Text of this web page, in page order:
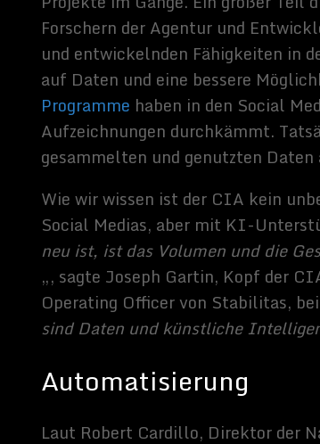
wie Russland noch weit hinter den USA in Bezug auf
zurückliegen, scheint es einen globalen Vorstoß, wenn
geben. Wissen ist Macht, und die Entwicklung von
schneller zu extrahieren, zu sortieren und zu
oder andere KI-System, klingt zweifellos wie eine
Putin kürzlich zum Thema künstliche Intelligenz
zum Führer wird, wird zum Herrscher der Welt werden„.
defense one
Images:
Sammy Zimmermanns
Hallo, ich schreibe hier im Blog. Mein Name
Interessen sind Science-Fiction Filme und